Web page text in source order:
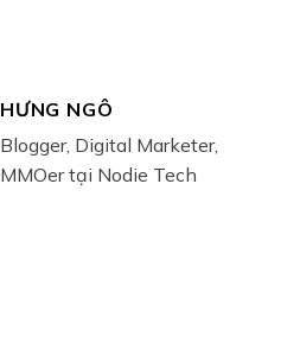
HƯNG NGÔ
Blogger, Digital Marketer,
MMOer tại Nodie Tech